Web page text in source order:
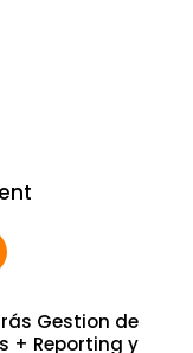
Gestion de
+ Reporting y